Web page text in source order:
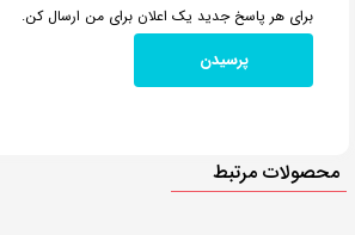
برای هر پاسخ جدید یک اعلان برای من ارسال کن.
محصولات مرتبط